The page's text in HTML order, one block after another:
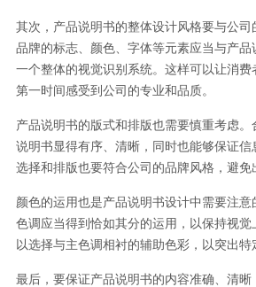
其次，产品说明书的整体设计风格要与公司
品牌的标志、颜色、字体等元素应当与产
一个整体的视觉识别系统。这样可以让消
第一时间感受到公司的专业和品质。
产品说明书的版式和排版也需要慎重考虑
说明书显得有序、清晰，同时也能够保证
选择和排版也要符合公司的品牌风格，避免
颜色的运用也是产品说明书设计中需要注
色调应当得到恰如其分的运用，以保持视
以选择与主色调相衬的辅助色彩，以突出特
最后，要保证产品说明书的内容准确、清晰